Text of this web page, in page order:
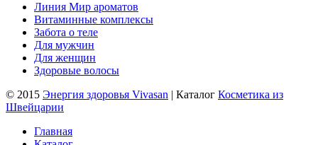
Линия Мир ароматов
Витаминные комплексы
Забота о теле
Для мужчин
Для женщин
Здоровые волосы
© 2015 Энергия здоровья Vivasan | Каталог Косметика из
Швейцарии
Главная